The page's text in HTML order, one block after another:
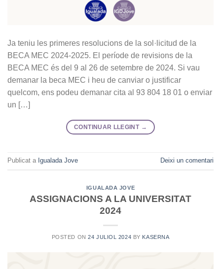
Ja teniu les primeres resolucions de la sol·licitud de la
BECA MEC 2024-2025. El període de revisions de la
BECA MEC és del 9 al 26 de setembre de 2024. Si vau
demanar la beca MEC i heu de canviar o justificar
quelcom, ens podeu demanar cita al 93 804 18 01 o enviar
un […]
CONTINUAR LLEGINT →
Publicat a Igualada Jove Deixi un comentari
IGUALADA JOVE
ASSIGNACIONS A LA UNIVERSITAT
2024
POSTED ON24 JULIOL 2024 BY KASERNA